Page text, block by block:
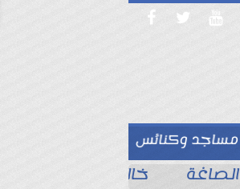
  
مساجد وكنائس
خالد الغندور يطلب